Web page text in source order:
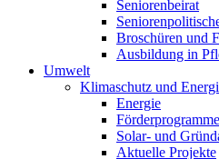
Seniorenbeirat
Broschüren und
Ausbildung in
Umwelt
Klimaschutz und
Energie
Förderprogramme
Solar- und
Aktuelle Projekte